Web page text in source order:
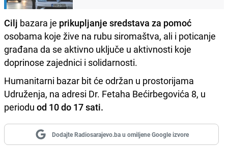
Cilj bazara je prikupljanje sredstava za pomoć
osobama koje žive na rubu siromaštva, ali i poticanje
građana da se aktivno uključe u aktivnosti koje
doprinose zajednici i solidarnosti.
Humanitarni bazar bit će održan u prostorijama
Udruženja, na adresi Dr. Fetaha Bećirbegovića 8, u
periodu od 10 do 17 sati.
Dodajte Radiosarajevo.ba u omiljene Google izvore